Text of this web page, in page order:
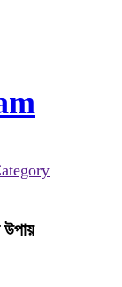
উপায়